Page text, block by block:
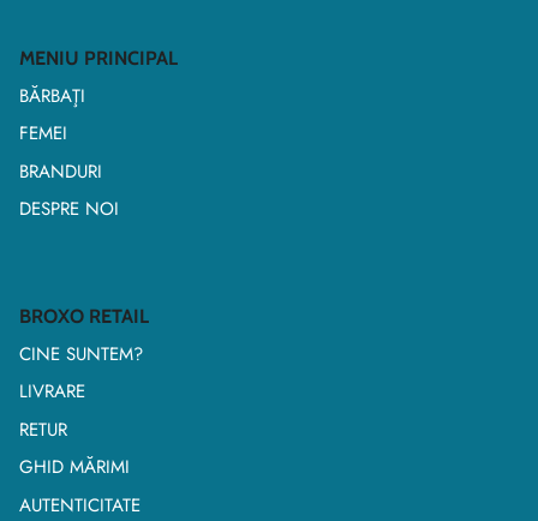
MENIU PRINCIPAL
BĂRBAŢI
FEMEI
BRANDURI
DESPRE NOI
BROXO RETAIL
CINE SUNTEM?
LIVRARE
RETUR
GHID MĂRIMI
AUTENTICITATE